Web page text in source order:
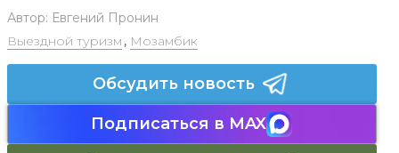
Автор: Евгений Пронин
Выездной туризм , Мозамбик
Обсудить новость
Подписаться в MAX